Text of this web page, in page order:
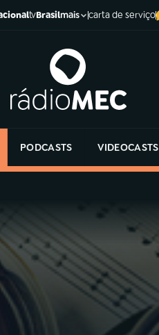
tvBrasilmais carta de serviço
PODCASTS VIDEOCASTS